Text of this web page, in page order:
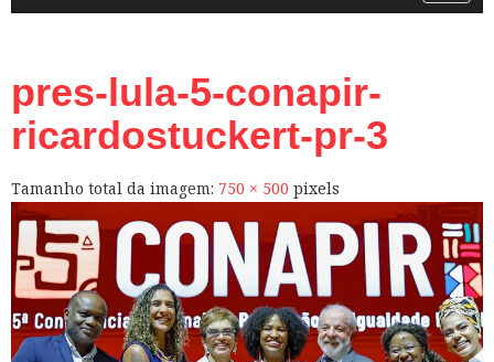
pres-lula-5-conapir-
ricardostuckert-pr-3
Tamanho total da imagem: 750 × 500 pixels